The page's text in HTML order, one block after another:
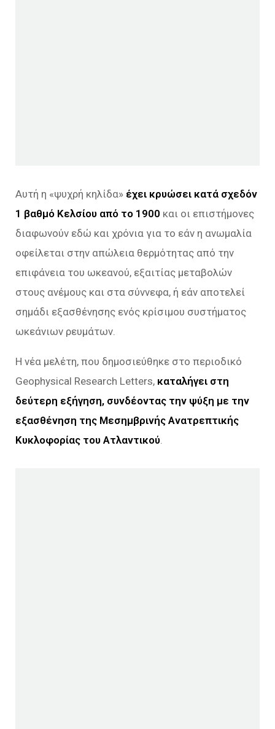
Αυτή η «ψυχρή κηλίδα» έχει κρυώσει κατά σχεδόν
1 βαθμό Κελσίου από το 1900 και οι επιστήμονες
διαφωνούν εδώ και χρόνια για το εάν η ανωμαλία
οφείλεται στην απώλεια θερμότητας από την
επιφάνεια του ωκεανού, εξαιτίας μεταβολών
στους ανέμους και στα σύννεφα, ή εάν αποτελεί
σημάδι εξασθένησης ενός κρίσιμου συστήματος
ωκεάνιων ρευμάτων.
Η νέα μελέτη, που δημοσιεύθηκε στο περιοδικό
Geophysical Research Letters, καταλήγει στη
δεύτερη εξήγηση, συνδέοντας την ψύξη με την
εξασθένηση της Μεσημβρινής Ανατρεπτικής
Κυκλοφορίας του Ατλαντικού.